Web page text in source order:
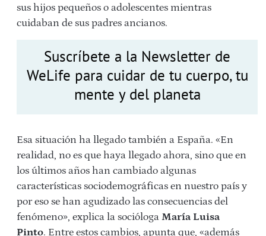
sus hijos pequeños o adolescentes mientras
cuidaban de sus padres ancianos.
Suscríbete a la Newsletter de
WeLife para cuidar de tu cuerpo, tu
mente y del planeta
Esa situación ha llegado también a España. «En
realidad, no es que haya llegado ahora, sino que en
los últimos años han cambiado algunas
características sociodemográficas en nuestro país y
por eso se han agudizado las consecuencias del
fenómeno», explica la socióloga María Luisa
Pinto. Entre estos cambios, apunta que, «además